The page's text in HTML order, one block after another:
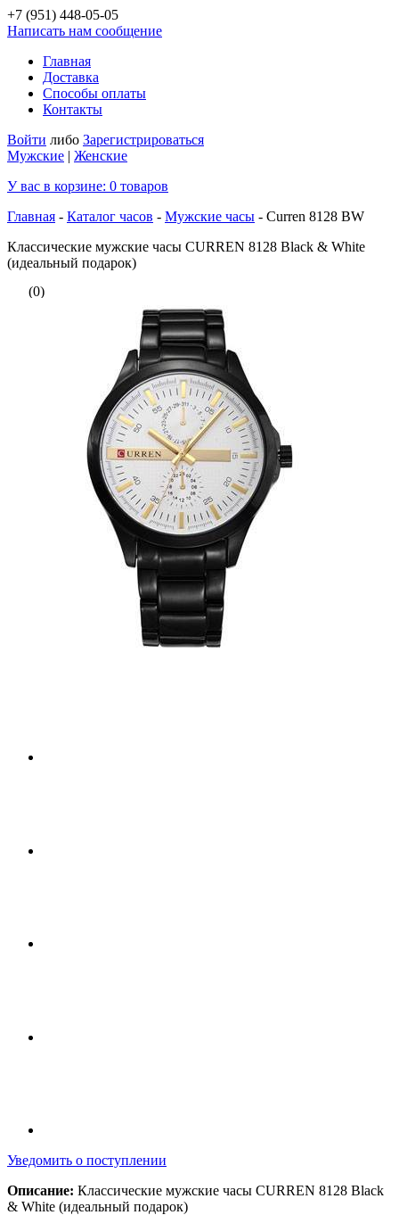
+7 (951) 448-05-05
Написать нам сообщение
Главная
Доставка
Способы оплаты
Контакты
Войти либо Зарегистрироваться
Мужские | Женские
У вас в корзине: 0 товаров
Главная - Каталог часов - Мужские часы - Curren 8128 BW
Классические мужские часы CURREN 8128 Black & White
(идеальный подарок)
(0)
Уведомить о поступлении
Описание: Классические мужские часы CURREN 8128 Black
& White (идеальный подарок)